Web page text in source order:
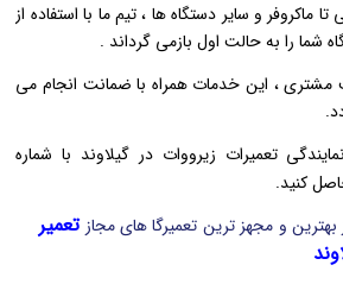
ماکروفر و سایر دستگاه‌ ها ، تیم ما با استفاده از
شما را به حالت اول بازمی‌ گرداند .
مشتری ، این خدمات همراه با ضمانت انجام می
تعمیرات زیرووات در گیلاوند با شماره
کنید.
بهترین و مجهز ترین تعمیرگا های مجازتعمیر